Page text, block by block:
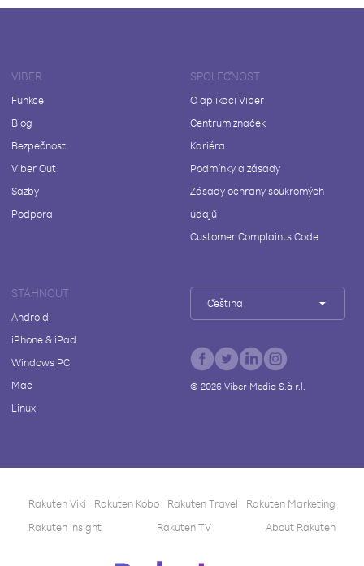
VIBER
Funkce
Blog
Bezpečnost
Viber Out
Sazby
Podpora
SPOLEČNOST
O aplikaci Viber
Centrum značek
Kariéra
Podmínky a zásady
Zásady ochrany soukromých
údajů
Customer Complaints Code
STÁHNOUT
Android
iPhone & iPad
Windows PC
Mac
Linux
Čeština
© 2026Viber Media S.à r.l.
Rakuten Viki Rakuten Kobo Rakuten Travel
Rakuten Marketing
Rakuten Insight
Rakuten TV About Rakuten